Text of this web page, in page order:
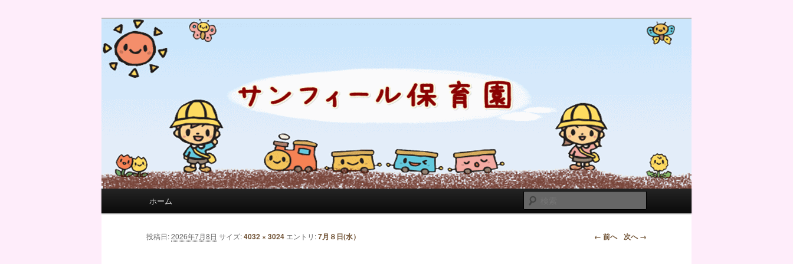
サンフィール保育園のブログ
サンフィール保育園のせんせいのブログです。園の日常を綴っています。
索
メインコンテンツへ移動
サブコンテンツへ移動
ホーム
画像ナビゲーション ← 前へ 次へ →
投稿日:2026年7月8日 サイズ:4032 × 3024 エントリ:7月８日(水）